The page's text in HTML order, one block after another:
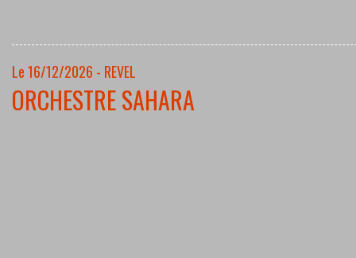
Le 16/12/2026 - REVEL
ORCHESTRE SAHARA